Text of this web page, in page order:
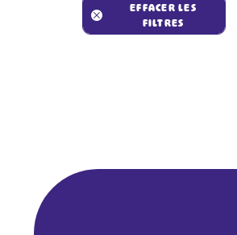
EFFACER LES
FILTRES